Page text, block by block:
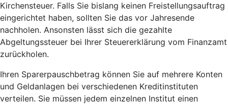
Kirchensteuer. Falls Sie bislang keinen Freistellungsauftrag
eingerichtet haben, sollten Sie das vor Jahresende
nachholen. Ansonsten lässt sich die gezahlte
Abgeltungssteuer bei Ihrer Steuererklärung vom Finanzamt
zurückholen.
Ihren Sparerpauschbetrag können Sie auf mehrere Konten
und Geldanlagen bei verschiedenen Kreditinstituten
verteilen. Sie müssen jedem einzelnen Institut einen